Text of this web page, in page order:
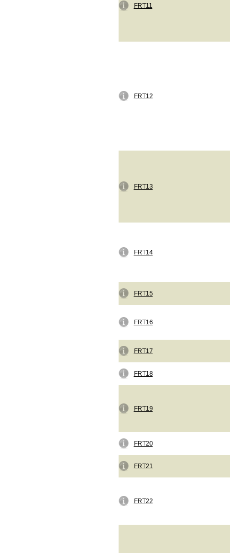
FRT11
FRT12
FRT13
FRT14
FRT15
FRT16
FRT17
FRT18
FRT19
FRT20
FRT21
FRT22